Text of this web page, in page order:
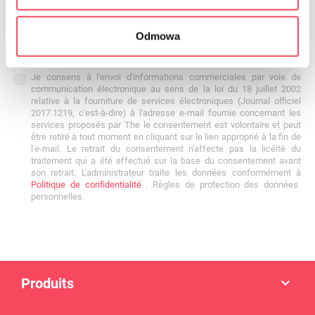
Odmowa
Je consens à l'envoi d'informations commerciales par voie de
communication électronique au sens de la loi du 18 juillet 2002
relative à la fourniture de services électroniques (Journal officiel
2017.1219, c'est-à-dire) à l'adresse e-mail fournie concernant les
services proposés par The le consentement est volontaire et peut
être retiré à tout moment en cliquant sur le lien approprié à la fin de
l'e-mail. Le retrait du consentement n'affecte pas la licéité du
traitement qui a été effectué sur la base du consentement avant
son retrait. L'administrateur traite les données conformément à
Politique de confidentialité. Règles de protection des données
personnelles.
Produits 